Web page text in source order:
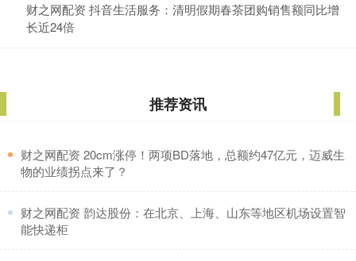
财之网配资 抖音生活服务：清明假期春茶团购销售额同比增
长近24倍
推荐资讯
​财之网配资 20cm涨停！两项BD落地，总额约47亿元，迈威生
物的业绩拐点来了？
​财之网配资 韵达股份：在北京、上海、山东等地区机场设置智
能快递柜